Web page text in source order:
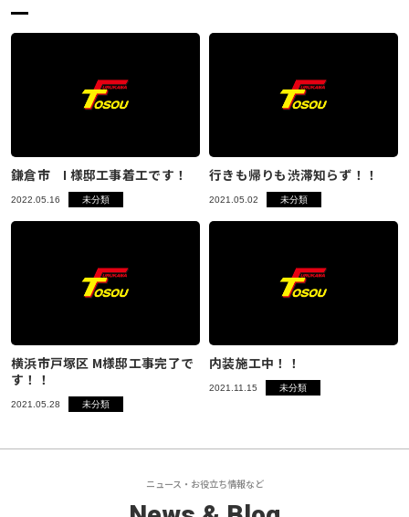
鎌倉市 I 様邸工事着工です！
2022.05.16 未分類
行きも帰りも渋滞知らず！！
2021.05.02 未分類
横浜市戸塚区 M様邸工事完了で
す！！
2021.05.28 未分類
内装施工中！！
2021.11.15 未分類
ニュース・お役立ち情報など